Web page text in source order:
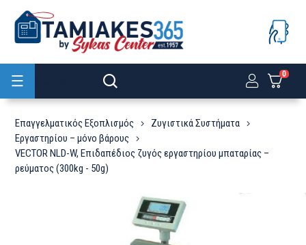
0
Επαγγελματικός Εξοπλισμός
Ζυγιστικά Συστήματα
Εργαστηρίου – μόνο βάρους
VECTOR NLD-W, Επιδαπέδιος ζυγός εργαστηρίου μπαταρίας –
ρεύματος (300kg - 50g)